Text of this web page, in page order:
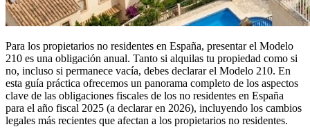
Para los propietarios no residentes en España, presentar el Modelo
210 es una obligación anual. Tanto si alquilas tu propiedad como si
no, incluso si permanece vacía, debes declarar el Modelo 210. En
esta guía práctica ofrecemos un panorama completo de los aspectos
clave de las obligaciones fiscales de los no residentes en España
para el año fiscal 2025 (a declarar en 2026), incluyendo los cambios
legales más recientes que afectan a los propietarios no residentes.